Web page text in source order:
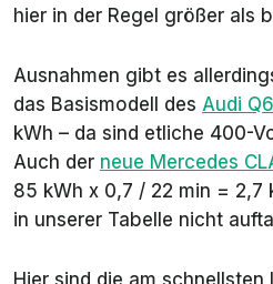
hier in der Regel größer als
Ausnahmen gibt es
das Basismodell des Audi
kWh – da sind etliche 400-
Auch der neue Mercedes
85 kWh x 0,7 / 22 min = 2,7
in unserer Tabelle nicht